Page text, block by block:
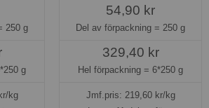
250 g
g
kg
54,90 kr
Del av förpackning = 250 g
329,40 kr
Hel förpackning = 6*250 g
Jmf.pris: 219,60kr/kg